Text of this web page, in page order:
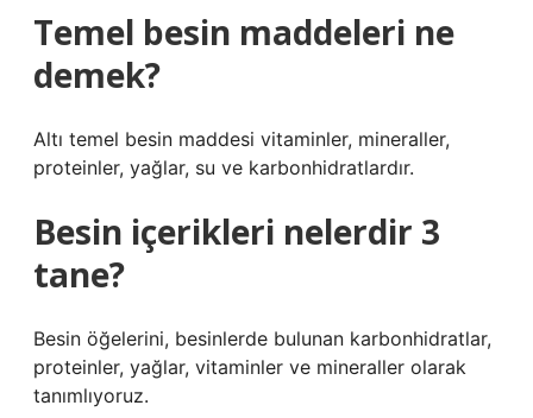
Temel besin maddeleri ne
demek?
Altı temel besin maddesi vitaminler, mineraller,
proteinler, yağlar, su ve karbonhidratlardır.
Besin içerikleri nelerdir 3
tane?
Besin öğelerini, besinlerde bulunan karbonhidratlar,
proteinler, yağlar, vitaminler ve mineraller olarak
tanımlıyoruz.